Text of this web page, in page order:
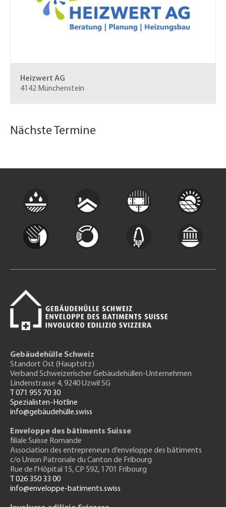
Heizwert AG
4142 Münchenstein
Nächste Termine
Gebäudehülle Schweiz
Standort Ost (Hauptsitz)
Verband Schweizerischer Gebäudehüllen-Unternehmen
Lindenstrasse 4, 9240 Uzwil SG
T 071 955 70 30
Spezialisten-Hotline
info@gebäudehülle.swiss
Enveloppe des bâtiments Suisse
filiale Suisse Romande
Association des entrepreneurs d’enveloppe des bâtiments
c/o Union Patronale du Canton de Fribourg
Rue de l'Hôpital 15, CP 592, 1701 Fribourg
T 026 350 33 00
info@enveloppe-batiments.swiss